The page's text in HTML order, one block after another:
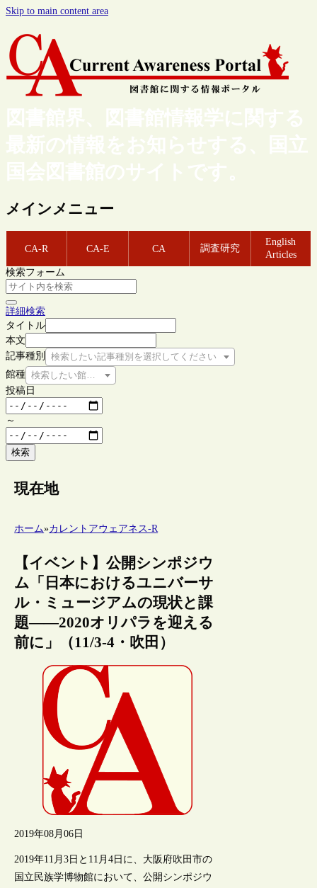
Skip to main content area
図書館界、図書館情報学に関する
最新の情報をお知らせする、国立
国会図書館のサイトです。
メインメニュー
CA-R CA-E CA 調査研究
English
Articles
検索フォーム
詳細検索
タイトル
本文
記事種別
検索したい記事種別を選択してください
館種 検索したい館種を選択してください
投稿日
～
検索
現在地
ホーム»カレントアウェアネス-R
【イベント】公開シンポジウ
ム「日本におけるユニバーサ
ル・ミュージアムの現状と課
題――2020オリパラを迎える
前に」（11/3-4・吹田）
2019年08月06日
2019年11月3日と11月4日に、大阪府吹田市の
国立民族学博物館において、公開シンポジウ